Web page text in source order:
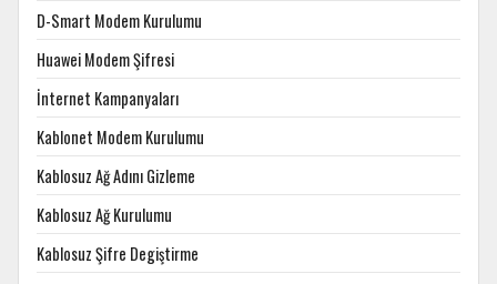
D-Smart Modem Kurulumu
Huawei Modem Şifresi
İnternet Kampanyaları
Kablonet Modem Kurulumu
Kablosuz Ağ Adını Gizleme
Kablosuz Ağ Kurulumu
Kablosuz Şifre Degiştirme